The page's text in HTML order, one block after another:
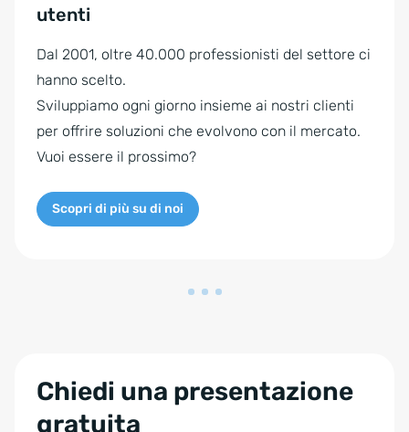
utenti
Dal 2001, oltre 40.000 professionisti del settore ci
hanno scelto.
Sviluppiamo ogni giorno insieme ai nostri clienti
per offrire soluzioni che evolvono con il mercato.
Vuoi essere il prossimo?
Scopri di più su di noi
Chiedi una presentazione
gratuita